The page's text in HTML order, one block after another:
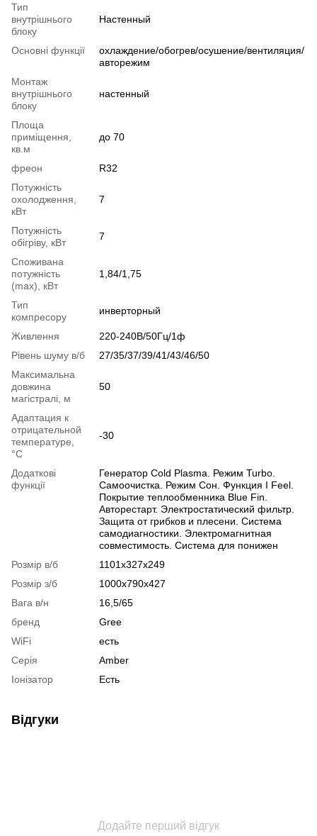
Тип
внутрішнього
блоку
Настенный
Основні функції
охлаждение/обогрев/осушение/вентиляция/
авторежим
Монтаж
внутрішнього
блоку
настенный
Площа
приміщення,
кв.м
до 70
фреон
R32
Потужність
охолодження,
кВт
7
Потужність
обігріву, кВт
7
Споживана
потужність
(max), кВт
1,84/1,75
Тип
компресору
инверторный
Живлення
220-240В/50Гц/1ф
Рівень шуму в/б
27/35/37/39/41/43/46/50
Максимальна
довжина
магістралі, м
50
Адаптация к
отрицательной
температуре,
°C
-30
Додаткові
функції
Генератор Cold Plasma. Режим Turbo.
Самоочистка. Режим Сон. Функция I Feel.
Покрытие теплообменника Blue Fin.
Авторестарт. Электростатический фильтр.
Защита от грибков и плесени. Система
самодиагностики. Электромагнитная
совместимость. Система для понижен
Розмір в/б
1101x327x249
Розмір з/б
1000x790x427
Вага в/н
16,5/65
бренд
Gree
WiFi
есть
Серія
Amber
Іонізатор
Есть
Відгуки
Додайте перший відгук